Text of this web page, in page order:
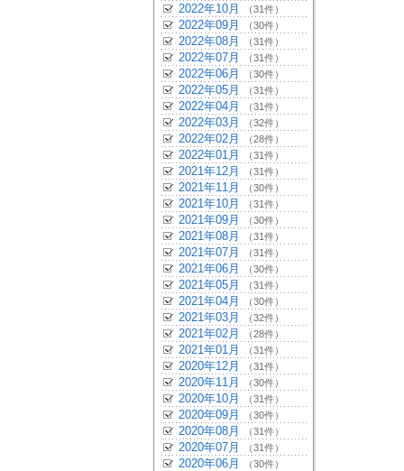
2022年10月 （31件）
2022年09月 （30件）
2022年08月 （31件）
2022年07月 （31件）
2022年06月 （30件）
2022年05月 （31件）
2022年04月 （31件）
2022年03月 （32件）
2022年02月 （28件）
2022年01月 （31件）
2021年12月 （31件）
2021年11月 （30件）
2021年10月 （31件）
2021年09月 （30件）
2021年08月 （31件）
2021年07月 （31件）
2021年06月 （30件）
2021年05月 （31件）
2021年04月 （30件）
2021年03月 （32件）
2021年02月 （28件）
2021年01月 （31件）
2020年12月 （31件）
2020年11月 （30件）
2020年10月 （31件）
2020年09月 （30件）
2020年08月 （31件）
2020年07月 （31件）
2020年06月 （30件）